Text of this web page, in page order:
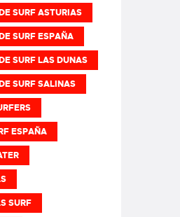
SURF ASTURIAS
SURF ESPAÑA
SURF LAS DUNAS
SURF SALINAS
ESPAÑA
SURF